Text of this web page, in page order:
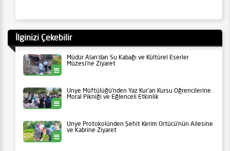
İlginizi Çekebilir
Müdür Alan’dan Su Kabağı ve Kültürel Eserler
Müzesi’ne Ziyaret
Ünye Müftülüğü’nden Yaz Kur’an Kursu Öğrencilerine
Moral Pikniği ve Eğlenceli Etkinlik
Ünye Protokolünden Şehit Kerim Örtücü’nün Ailesine
ve Kabrine Ziyaret